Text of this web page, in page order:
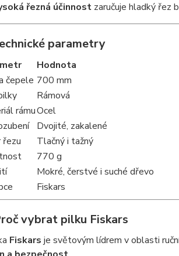
řezná účinnostzaručuje hladký řez
parametry
Hodnota
čepele 700 mm
Rámová
rámuOcel
Dvojité, zakalené
řezu
Tlačný i tažný
770 g
Mokré, čerstvé i suché dřevo
Fiskars
vybrat pilku Fiskars
Fiskars je světovým lídrem v oblasti